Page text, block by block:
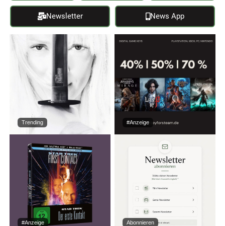
Newsletter News App
Trending #Anzeige
#Anzeige Abonnieren